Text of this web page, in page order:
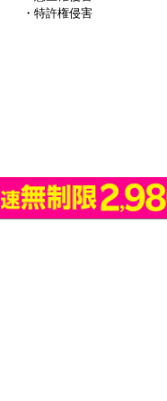
・特許権侵害